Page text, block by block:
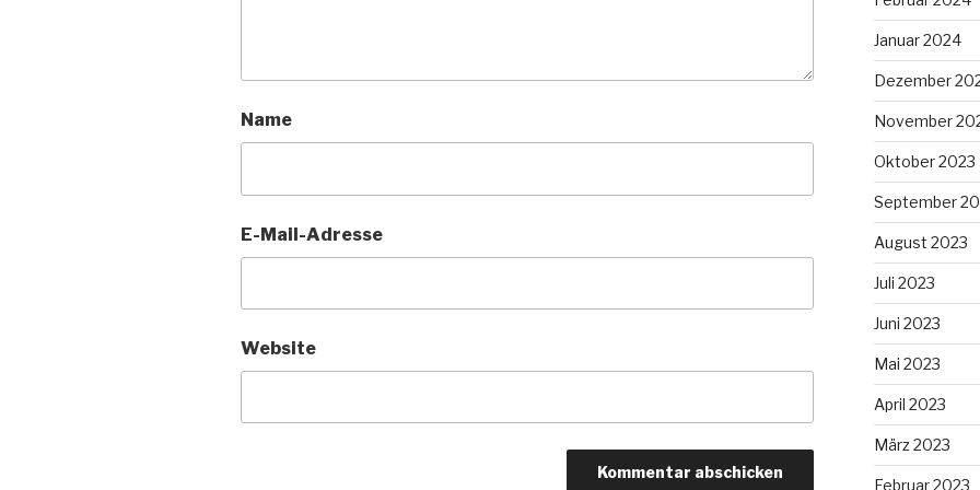
Name
E-Mail-Adresse
Website
Januar 2024
Dezember
November
Oktober 2023
September
August 2023
Juli 2023
Juni 2023
Mai 2023
April 2023
März 2023
Februar 2023